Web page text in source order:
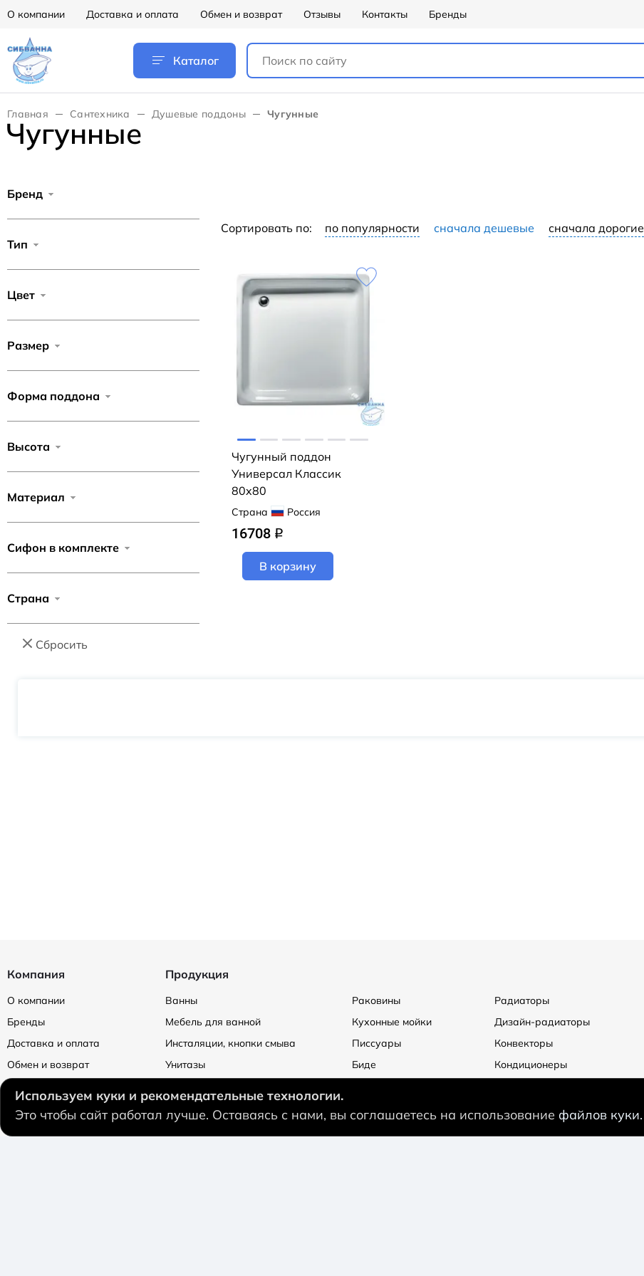
О компании Доставка и оплата Обмен и возврат Отзывы Контакты Бренды
Каталог
Главная Сантехника Душевые поддоны Чугунные
Бренд
Тип
Цвет
Размер
Форма поддона
Высота
Материал
Сифон в комплекте
Страна
Сбросить
Чугунные
Сортировать по: по популярности сначала дешевые сначала дорогие
Чугунный поддон
Универсал Классик
80x80
Страна Россия
16708 q
В корзину
Компания
О компании
Бренды
Доставка и оплата
Обмен и возврат
Отзывы
Продукция
Ванны
Мебель для ванной
Инсталяции, кнопки смыва
Унитазы
Душевая программа
Раковины
Кухонные мойки
Писсуары
Биде
Керамическая плитка
Радиаторы
Дизайн-радиаторы
Конвекторы
Кондиционеры
Монтажный профиль
Используем куки и рекомендательные технологии.
Это чтобы сайт работал лучше. Оставаясь с нами, вы соглашаетесь на использование файлов куки.